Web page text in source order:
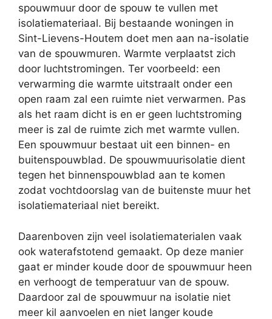
spouwmuur door de spouw te vullen met
isolatiemateriaal. Bij bestaande woningen in
Sint-Lievens-Houtem doet men aan na-isolatie
van de spouwmuren. Warmte verplaatst zich
door luchtstromingen. Ter voorbeeld: een
verwarming die warmte uitstraalt onder een
open raam zal een ruimte niet verwarmen. Pas
als het raam dicht is en er geen luchtstroming
meer is zal de ruimte zich met warmte vullen.
Een spouwmuur bestaat uit een binnen- en
buitenspouwblad. De spouwmuurisolatie dient
tegen het binnenspouwblad aan te komen
zodat vochtdoorslag van de buitenste muur het
isolatiemateriaal niet bereikt.
Daarenboven zijn veel isolatiematerialen vaak
ook waterafstotend gemaakt. Op deze manier
gaat er minder koude door de spouwmuur heen
en verhoogt de temperatuur van de spouw.
Daardoor zal de spouwmuur na isolatie niet
meer kil aanvoelen en niet langer koude